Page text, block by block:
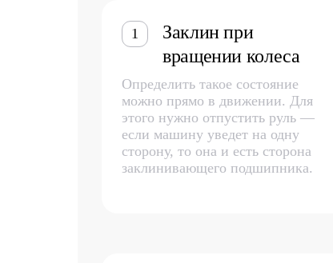
1
Заклин при
вращении колеса
Определить такое состояние
можно прямо в движении. Для
этого нужно отпустить руль —
если машину уведет на одну
сторону, то она и есть сторона
заклинивающего подшипника.